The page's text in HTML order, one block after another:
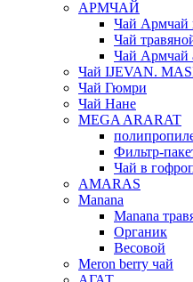
АРМЧАЙ
Чай Армчай
Чай
Чай Армчай
Чай IJEVAN.
Чай Гюмри
Чай Нане
MEGA ARARAT
Фильтр-
Чай в
AMARAS
Manana
Manana
Органик
Весовой
Meron berry чай